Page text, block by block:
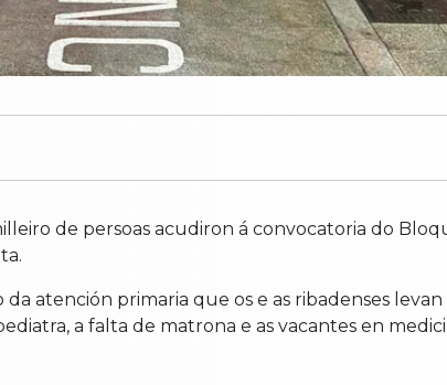
de persoas acudiron á convocatoria do
atención primaria que os e as ribadenses levan
a falta de matrona e as vacantes en